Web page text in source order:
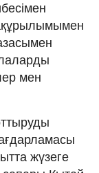
мен
жүзеге